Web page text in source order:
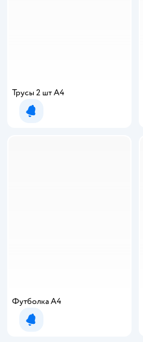
Трусы 2 шт А4
Уведомить о появлении
Футболка А4
Уведомить о появлении